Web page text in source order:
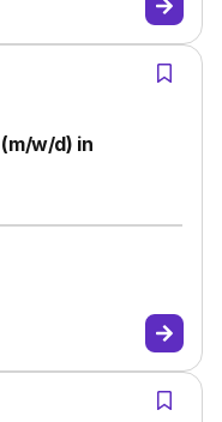
w/d) in